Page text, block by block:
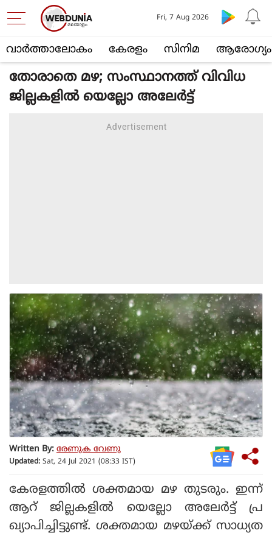
വാര്‍ത്താലോകം കേരളം സിനിമ ആരോഗ്യം
Fri, 7 Aug 2026
തോരാതെ മഴ; സംസ്ഥാനത്ത് വിവിധ
ജില്ലകളില്‍ യെല്ലോ അലേര്‍ട്ട്
Written By: രേണുക വേണു
Updated: Sat, 24 Jul 2021 (08:33 IST)
കേരളത്തില്‍ ശക്തമായ മഴ തുടരും. ഇന്ന്
ആറ് ജില്ലകളില്‍ യെല്ലോ അലേര്‍ട്ട് പ്ര
ഖ്യാപിച്ചിട്ടുണ്ട്. ശക്തമായ മഴയ്ക്ക് സാധ്യത